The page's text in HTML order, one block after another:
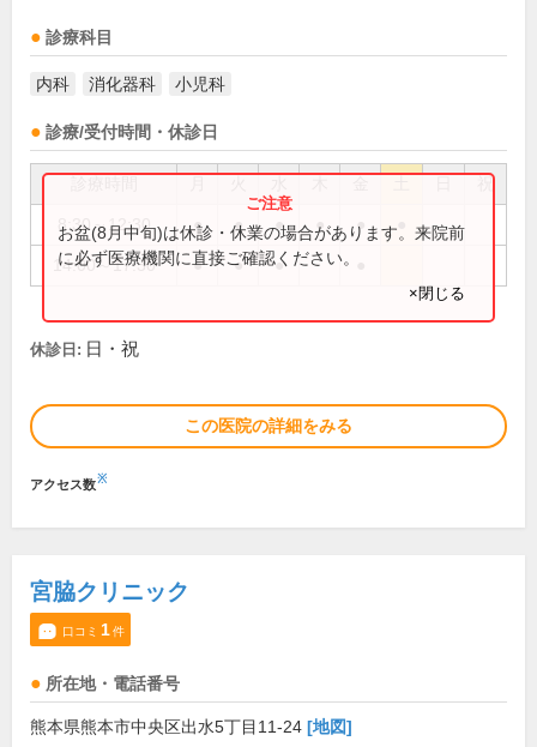
診療科目
内科 消化器科 小児科
診療/受付時間・休診日
祝
8:30～12:30 ● ● ● ● ●
14:00～17:30 ● ● ●
お盆(8月中旬)は休診・休業の場合があります。来院前
に必ず医療機関に直接ご確認ください。
×閉じる
休診日: 日・祝
この医院の詳細をみる
アクセス数※
宮脇クリニック
口コミ 1件
所在地・電話番号
熊本県熊本市中央区出水5丁目11-24 [地図]